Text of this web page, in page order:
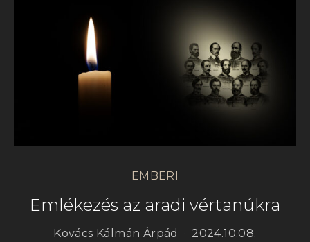
EMBERI
Emlékezés az aradi vértanúkra
Kovács Kálmán Árpád 2024.10.08.